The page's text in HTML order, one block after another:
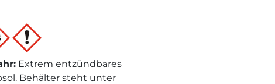
: Extrem entzündbares
Behälter steht unter